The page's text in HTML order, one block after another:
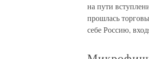
на пути
прошлась
себе Россию,